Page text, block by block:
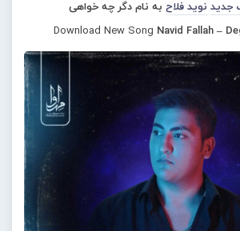
جدید نوید فلاح به نام دگر چه خواهی
Download New Song Navid Fallah –